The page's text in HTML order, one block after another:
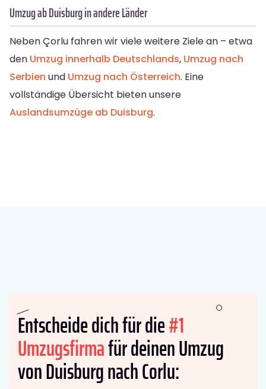
Umzug ab Duisburg in andere Länder
Neben Çorlu fahren wir viele weitere Ziele an – etwa
den Umzug innerhalb Deutschlands, Umzug nach
Serbien und Umzug nach Österreich. Eine
vollständige Übersicht bieten unsere
Auslandsumzüge ab Duisburg.
Entscheide dich für die#1
Umzugsfirmafür deinen Umzug
von Duisburg nach Corlu: